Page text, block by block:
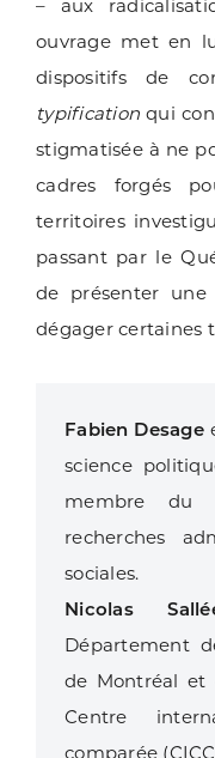
– aux
ouvrage met en
dispositifs de
typificationqui
stigmatisée à ne
cadres forgés
territoires
passant par le
de présenter
dégager certaines
Fabien Desage
science
membre du
recherches
sociales.
Nicolas
Département
de Montréal et
Centre
comparée